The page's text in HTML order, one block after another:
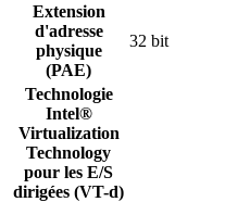
Extension
d'adresse
physique
(PAE)
32 bit
Technologie
Intel®
Virtualization
Technology
pour les E/S
dirigées (VT-d)